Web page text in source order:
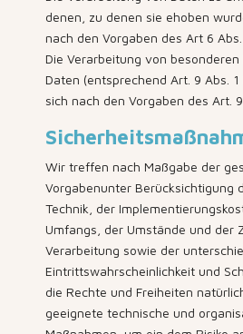
denen, zu denen sie ehoben
nach den Vorgaben des Art 6 Abs.
Die Verarbeitung von
Daten (entsprechend Art. 9 Abs.
sich nach den Vorgaben des Art. 9
Wir treffen nach Maßgabe der
Vorgabenunter Berücksichtigung
Technik, der
Umfangs, der Umstände und der
Verarbeitung sowie der
Eintrittswahrscheinlichkeit und
die Rechte und Freiheiten
geeignete technische und